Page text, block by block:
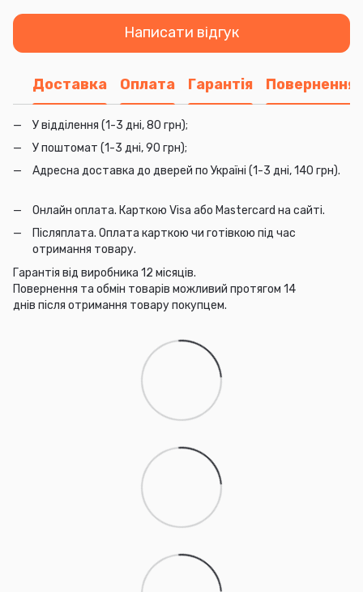
Написати відгук
Доставка Оплата Гарантія Повернення
У відділення (1-3 дні, 80 грн);
У поштомат (1-3 дні, 90 грн);
Адресна доставка до дверей по Україні (1-3 дні, 140 грн).
Онлайн оплата. Карткою Visa або Mastercard на сайті.
Післяплата. Оплата карткою чи готівкою під час
отримання товару.
Гарантія від виробника 12 місяців.
Повернення та обмін товарів можливий протягом 14
днів після отримання товару покупцем.